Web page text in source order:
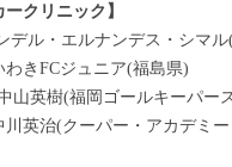
クリニック】
ル・エルナンデス・シマ
わきFCジュニア(福島県)
山英樹(福岡ゴールキーパー
英治(クーパー・アカデミ